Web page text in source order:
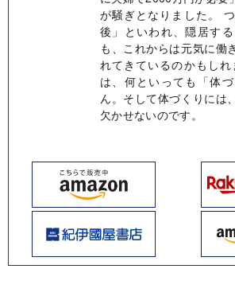
が騒ぎとなりました。
後」といわれ、隠居す
も、これからは元気に働
れてきているのかもし
は、何といっても「体
ん。そして体づくりには
欠かせないのです。